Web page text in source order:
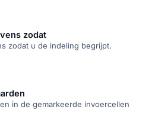
zodat
zodat u de indeling begrijpt.
in de gemarkeerde invoercellen